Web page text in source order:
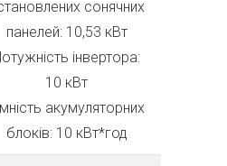
сонячних
панелей: 10,53 кВт
інвертора:
10 кВт
акумуляторних
блоків: 10 кВт*год